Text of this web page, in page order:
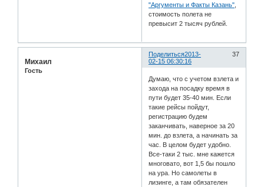
"Аргументы и Факты Казань"
стоимость полета не
превысит 2 тысяч рублей.
Поделиться 37
2013-
02-15 06:30:16
Михаил
Гость
Думаю, что с учетом взлета и
захода на посадку время в
пути будет 35-40 мин. Если
такие рейсы пойдут,
регистрацию будем
заканчивать, наверное за 20
мин. до взлета, а начинать за
час. В целом будет удобно.
Все-таки 2 тыс. мне кажется
многовато, вот 1,5 бы пошло
на ура. Но самолеты в
лизинге, а там обязателен